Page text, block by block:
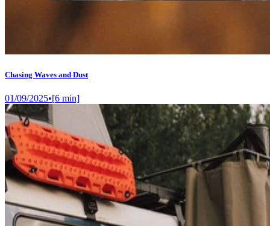
Chasing Waves and Dust
01/09/2025•[6 min]